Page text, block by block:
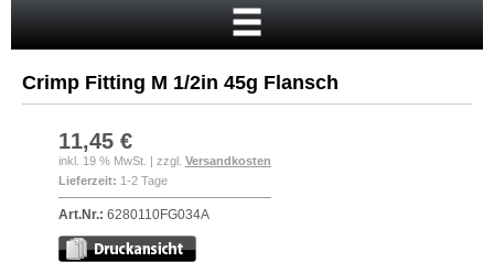
Mein Konto
Neukunde?
Kasse
Anmelden
Crimp Fitting M 1/2in 45g Flansch
11,45 €
inkl. 19 % MwSt. | zzgl. Versandkosten
Lieferzeit: 1-2 Tage
Art.Nr.: 6280110FG034A